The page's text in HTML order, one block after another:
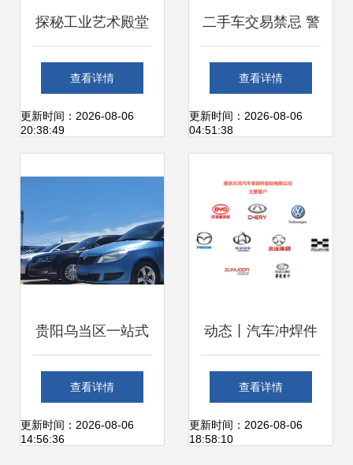
探秘工业艺术殿堂
华晨宝马铁西工厂
之旅与购车智慧
查看详情
更新时间：2026-08-06
20:38:49
二手车交易禁忌 警
惕陷阱，切勿盲目
购买
查看详情
更新时间：2026-08-06
04:51:38
贵阳乌当区一站式
汽车服务 违章咨
询、二手车交易发
查看详情
更新时间：2026-08-06
14:56:36
动态丨汽车冲焊件
领域国产佼佼者南
京天河汽车零部件
查看详情
更新时间：2026-08-06
18:58:10